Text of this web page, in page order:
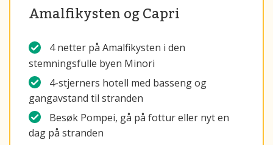
Amalfikysten og Capri
4 netter på Amalfikysten i den
stemningsfulle byen Minori
4-stjerners hotell med basseng og
gangavstand til stranden
Besøk Pompei, gå på fottur eller nyt en
dag på stranden